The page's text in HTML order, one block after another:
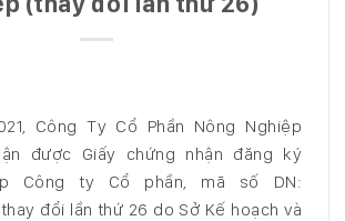
Công Ty Cổ Phần Nông Nghiệp
được Giấy chứng nhận đăng ký
Công ty Cổ phần, mã số DN:
đổi lần thứ 26 do Sở Kế hoạch và